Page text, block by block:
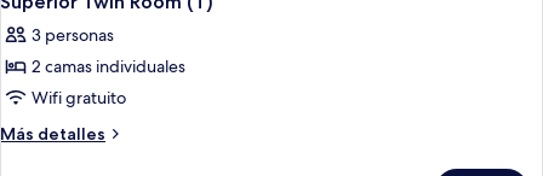
todas
las
fotos
de
Superior
3 personas
2 camas individuales
Wifi gratuito
Más detalles
Más